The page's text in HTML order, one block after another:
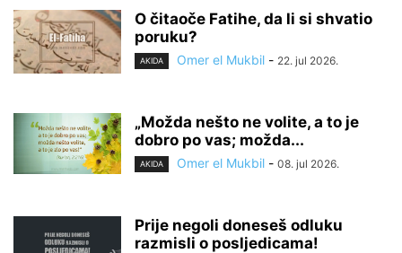
O čitaoče Fatihe, da li si shvatio
poruku?
AKIDA Omer el Mukbil - 22. jul 2026.
„Možda nešto ne volite, a to je
dobro po vas; možda...
AKIDA Omer el Mukbil - 08. jul 2026.
Prije negoli doneseš odluku
razmisli o posljedicama!